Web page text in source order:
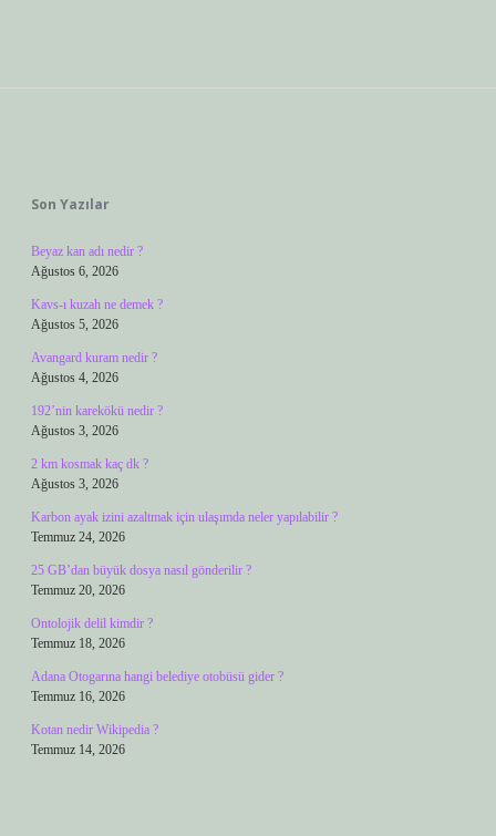
Son Yazılar
Beyaz kan adı nedir ?
Ağustos 6, 2026
Kavs-ı kuzah ne demek ?
Ağustos 5, 2026
Avangard kuram nedir ?
Ağustos 4, 2026
192’nin karekökü nedir ?
Ağustos 3, 2026
2 km kosmak kaç dk ?
Ağustos 3, 2026
Karbon ayak izini azaltmak için ulaşımda neler yapılabilir ?
Temmuz 24, 2026
25 GB’dan büyük dosya nasıl gönderilir ?
Temmuz 20, 2026
Ontolojik delil kimdir ?
Temmuz 18, 2026
Adana Otogarına hangi belediye otobüsü gider ?
Temmuz 16, 2026
Kotan nedir Wikipedia ?
Temmuz 14, 2026